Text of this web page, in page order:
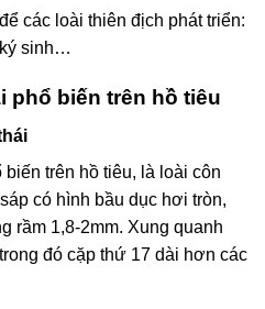
các loài thiên địch phát triển:
ký sinh…
phổ biến trên hồ tiêu
trên hồ tiêu, là loài côn
có hình bầu dục hơi tròn,
rầm 1,8-2mm. Xung quanh
đó cặp thứ 17 dài hơn các